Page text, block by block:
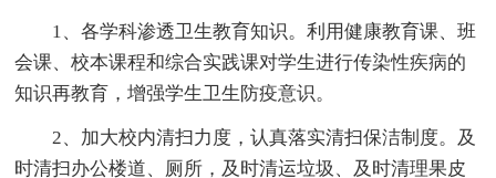
1、各学科渗透卫生教育知识。利用健康教育课、班
会课、校本课程和综合实践课对学生进行传染性疾病的
知识再教育，增强学生卫生防疫意识。
2、加大校内清扫力度，认真落实清扫保洁制度。及
时清扫办公楼道、厕所，及时清运垃圾、及时清理果皮